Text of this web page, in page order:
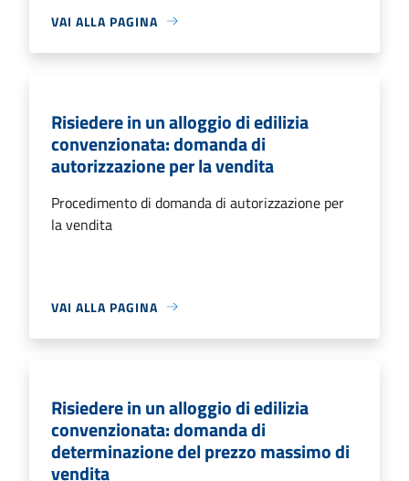
VAI ALLA PAGINA
Risiedere in un alloggio di edilizia
convenzionata: domanda di
autorizzazione per la vendita
Procedimento di domanda di autorizzazione per
la vendita
VAI ALLA PAGINA
Risiedere in un alloggio di edilizia
convenzionata: domanda di
determinazione del prezzo massimo di
vendita